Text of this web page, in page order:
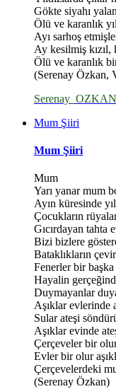
Gökte siyahı
Ölü ve karanlık
Ayı sarhoş
Ay kesilmiş kızıl,
Ölü ve karanlık
(Serenay Özkan,
Serenay_OZKAN
Mum Şiiri
Mum Şiiri
Mum
Yarı yanar mum
Ayın küresinde
Çocukların
Gıcırdayan tahta
Bizi bizlere
Bataklıkların
Fenerler bir başka
Hayalin
Duymayanlar
Aşıklar evlerinde
Sular ateşi
Aşıklar evinde
Çerçeveler bir
Evler bir olur
Çerçevelerdeki
(Serenay Özkan)